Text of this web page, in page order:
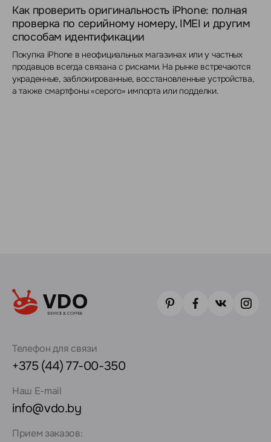
Как проверить оригинальность iPhone: полная
проверка по серийному номеру, IMEI и другим
способам идентификации
Покупка iPhone в неофициальных магазинах или у частных
продавцов всегда связана с рисками. На рынке встречаются
украденные, заблокированные, восстановленные устройства,
а также смартфоны «серого» импорта или подделки.
Телефон для связи
+375 (44) 77-00-350
Наш E-mail
info@vdo.by
Прием заказов: